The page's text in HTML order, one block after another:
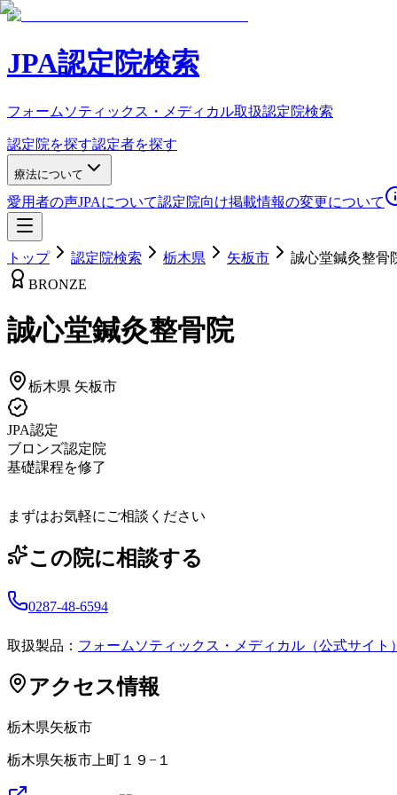
JPA認定院検索
フォームソティックス・メディカル取扱認定院検索
認定院を探す認定者を探す
療法について
愛用者の声JPAについて認定院向け掲載情報の変更について
トップ 認定院検索 栃木県 矢板市
誠心堂鍼灸整骨
BRONZE
誠心堂鍼灸整骨院
栃木県 矢板市
JPA認定
ブロンズ認定院
基礎課程を修了
まずはお気軽にご相談ください
この院に相談する
0287-48-6594
取扱製品： フォームソティックス・メディカル（公式サイト
アクセス情報
栃木県矢板市
栃木県矢板市上町１９−１